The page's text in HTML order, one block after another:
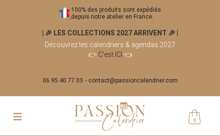
100% des produits sont expédiés
depuis notre atelier en France.
| 🎉 LES COLLECTIONS 2027 ARRIVENT 🎉
Découvrez les calendriers & agendas 2027
👉 C'est ICI 👈
06 95 40 77 03 contact@passioncalendrier.com
0